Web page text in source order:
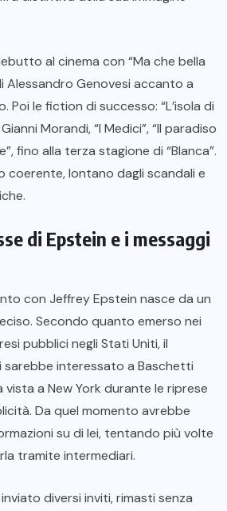
al cinema con “Ma che bella
Alessandro Genovesi accanto a
Poi le fiction di successo: “L’isola di
Morandi, “I Medici”, “Il paradiso
fino alla terza stagione di “Blanca”.
coerente, lontano dagli scandali e
di Epstein e i messaggi
con Jeffrey Epstein nasce da un
Secondo quanto emerso nei
pubblici negli Stati Uniti, il
sarebbe interessato a Baschetti
vista a New York durante le riprese
Da quel momento avrebbe
su di lei, tentando più volte
tramite intermediari.
diversi inviti, rimasti senza